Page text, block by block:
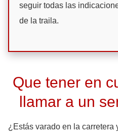
seguir todas las
de la traila.
Que tener en
llamar a un
¿Estás varado en la carretera